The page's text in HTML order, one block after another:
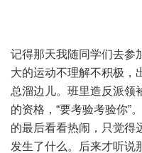
记得那天我随同学们去参
大的运动不理解不积极，
总溜边儿。班里造反派领
的资格，“要考验考验你”
的最后看看热闹，只觉得
发生了什么。后来才听说